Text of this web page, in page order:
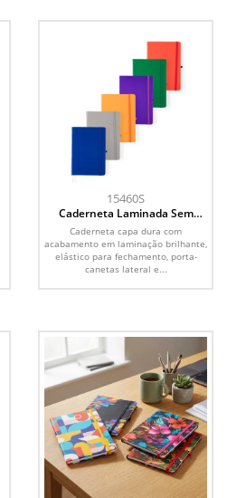
15460S
Caderneta Laminada Sem
Caderneta capa dura com
acabamento em laminação brilhante,
elástico para fechamento, porta-
canetas lateral e...